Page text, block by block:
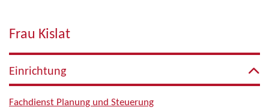
Frau Kislat
Einrichtung
Fachdienst Planung und Steuerung